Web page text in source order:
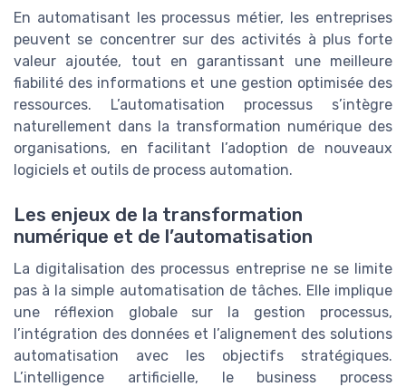
En automatisant les processus métier, les entreprises
peuvent se concentrer sur des activités à plus forte
valeur ajoutée, tout en garantissant une meilleure
fiabilité des informations et une gestion optimisée des
ressources. L’automatisation processus s’intègre
naturellement dans la transformation numérique des
organisations, en facilitant l’adoption de nouveaux
logiciels et outils de process automation.
Les enjeux de la transformation
numérique et de l’automatisation
La digitalisation des processus entreprise ne se limite
pas à la simple automatisation de tâches. Elle implique
une réflexion globale sur la gestion processus,
l’intégration des données et l’alignement des solutions
automatisation avec les objectifs stratégiques.
L’intelligence artificielle, le business process